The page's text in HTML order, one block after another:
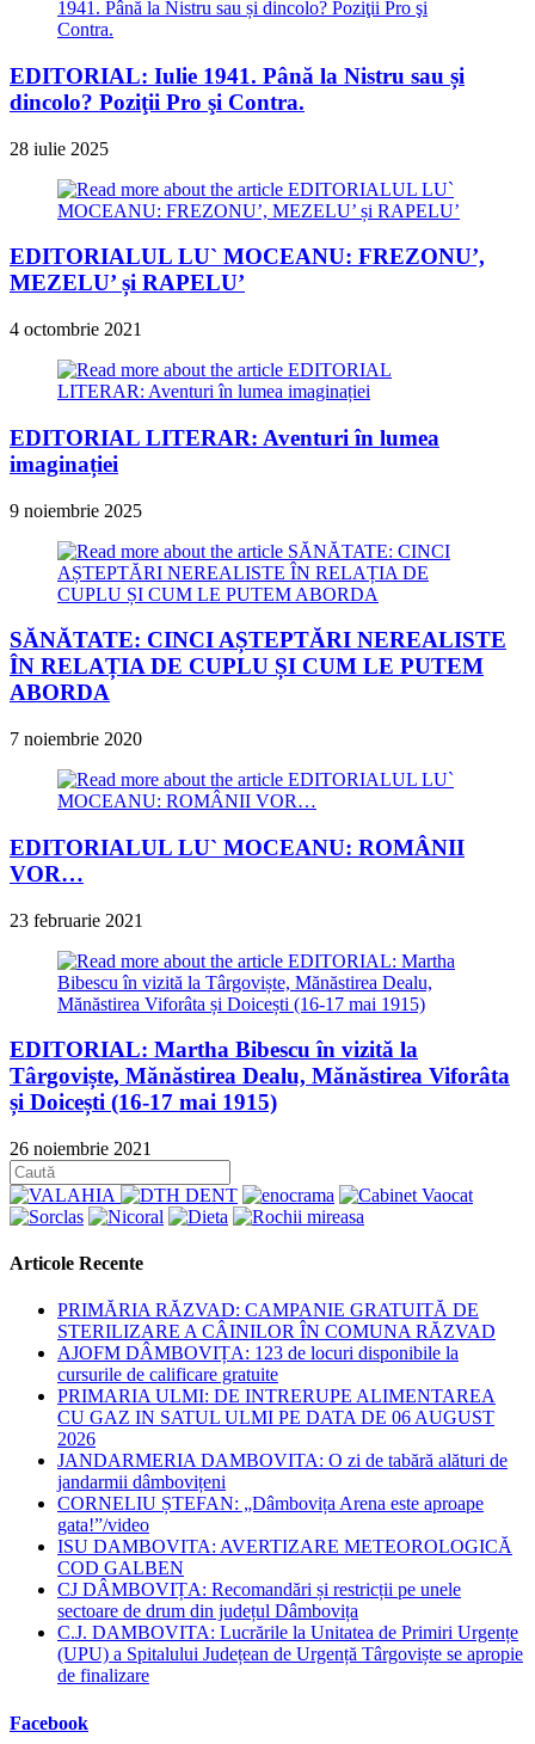
EDITORIAL: Iulie 1941. Până la Nistru sau și
dincolo? Poziţii Pro şi Contra.
28 iulie 2025
EDITORIALUL LU` MOCEANU: FREZONU’,
MEZELU’ și RAPELU’
4 octombrie 2021
EDITORIAL LITERAR: Aventuri în lumea
imaginației
9 noiembrie 2025
SĂNĂTATE: CINCI AȘTEPTĂRI NEREALISTE
ÎN RELAȚIA DE CUPLU ȘI CUM LE PUTEM
ABORDA
7 noiembrie 2020
EDITORIALUL LU` MOCEANU: ROMÂNII
VOR…
23 februarie 2021
EDITORIAL: Martha Bibescu în vizită la
Târgoviște, Mănăstirea Dealu, Mănăstirea Viforâta
și Doicești (16-17 mai 1915)
26 noiembrie 2021
Articole Recente
PRIMĂRIA RĂZVAD: CAMPANIE GRATUITĂ DE
STERILIZARE A CÂINILOR ÎN COMUNA RĂZVAD
AJOFM DÂMBOVIȚA: 123 de locuri disponibile la
cursurile de calificare gratuite
PRIMARIA ULMI: DE INTRERUPE ALIMENTAREA
CU GAZ IN SATUL ULMI PE DATA DE 06 AUGUST
2026
JANDARMERIA DAMBOVITA: O zi de tabără alături de
jandarmii dâmbovițeni
CORNELIU ȘTEFAN: „Dâmbovița Arena este aproape
gata!”/video
ISU DAMBOVITA: AVERTIZARE METEOROLOGICĂ
COD GALBEN
CJ DÂMBOVIȚA: Recomandări și restricții pe unele
sectoare de drum din județul Dâmbovița
C.J. DAMBOVITA: Lucrările la Unitatea de Primiri Urgențe
(UPU) a Spitalului Județean de Urgență Târgoviște se apropie
de finalizare
Facebook